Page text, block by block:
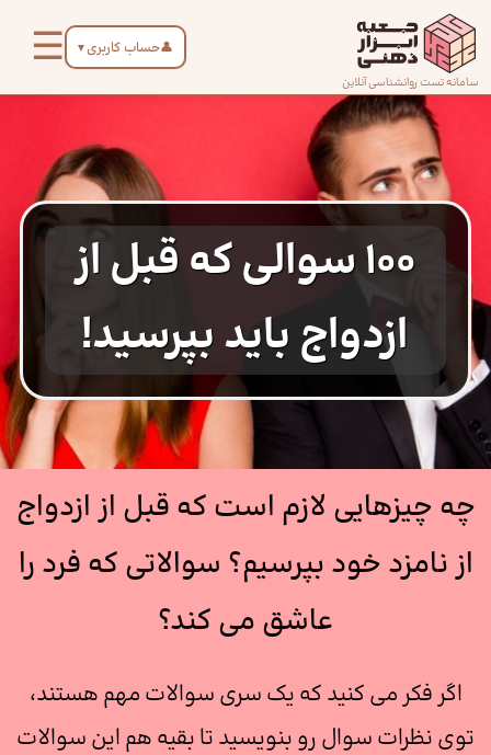
محتوا
سامانه تست روانشناسی آنلاین
👤حساب کاربری ▼
☰
صفحه
اصلی
درباره
ما
تماس
با ما
دسته‌بندی
تست‌ها
100 سوالی که قبل از
ازدواج باید بپرسید!
چه چیزهایی لازم است که قبل از ازدواج
از نامزد خود بپرسیم؟ سوالاتی که فرد را
عاشق می کند؟
اگر فکر می کنید که یک سری سوالات مهم هستند،
توی نظرات سوال رو بنویسید تا بقیه هم این سوالات